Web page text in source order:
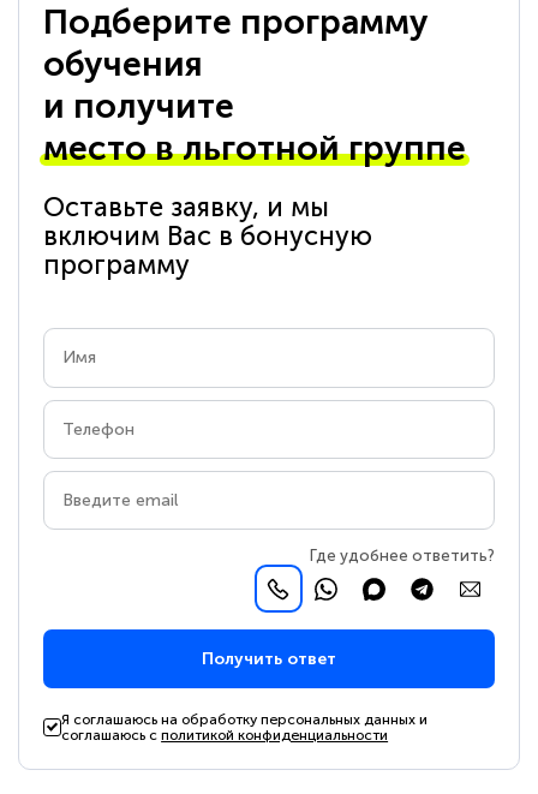
Подберите программу
обучения
и получите
место в льготной группе
Оставьте заявку, и мы
включим Вас в бонусную
программу
Где удобнее ответить?
Получить ответ
Я соглашаюсь на обработку персональных данных и
соглашаюсь сполитикой конфиденциальности